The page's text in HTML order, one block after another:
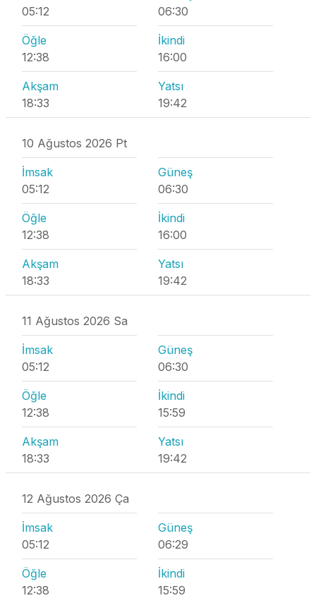
05:12
06:30
Öğle
12:38
İkindi
16:00
Akşam
18:33
Yatsı
19:42
10 Ağustos 2026 Pt
İmsak
05:12
Güneş
06:30
Öğle
12:38
İkindi
16:00
Akşam
18:33
Yatsı
19:42
11 Ağustos 2026 Sa
İmsak
05:12
Güneş
06:30
Öğle
12:38
İkindi
15:59
Akşam
18:33
Yatsı
19:42
12 Ağustos 2026 Ça
İmsak
05:12
Güneş
06:29
Öğle
12:38
İkindi
15:59